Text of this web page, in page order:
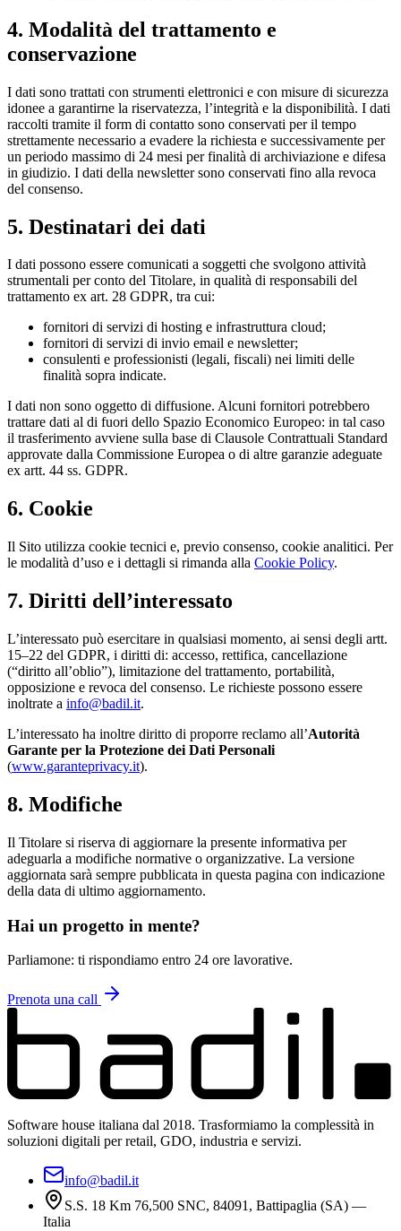
4. Modalità del trattamento e
conservazione
I dati sono trattati con strumenti elettronici e con misure di sicurezza
idonee a garantirne la riservatezza, l’integrità e la disponibilità. I dati
raccolti tramite il form di contatto sono conservati per il tempo
strettamente necessario a evadere la richiesta e successivamente per
un periodo massimo di 24 mesi per finalità di archiviazione e difesa
in giudizio. I dati della newsletter sono conservati fino alla revoca
del consenso.
5. Destinatari dei dati
I dati possono essere comunicati a soggetti che svolgono attività
strumentali per conto del Titolare, in qualità di responsabili del
trattamento ex art. 28 GDPR, tra cui:
fornitori di servizi di hosting e infrastruttura cloud;
fornitori di servizi di invio email e newsletter;
consulenti e professionisti (legali, fiscali) nei limiti delle
finalità sopra indicate.
I dati non sono oggetto di diffusione. Alcuni fornitori potrebbero
trattare dati al di fuori dello Spazio Economico Europeo: in tal caso
il trasferimento avviene sulla base di Clausole Contrattuali Standard
approvate dalla Commissione Europea o di altre garanzie adeguate
ex artt. 44 ss. GDPR.
6. Cookie
Il Sito utilizza cookie tecnici e, previo consenso, cookie analitici. Per
le modalità d’uso e i dettagli si rimanda alla Cookie Policy.
7. Diritti dell’interessato
L’interessato può esercitare in qualsiasi momento, ai sensi degli artt.
15–22 del GDPR, i diritti di: accesso, rettifica, cancellazione
(“diritto all’oblio”), limitazione del trattamento, portabilità,
opposizione e revoca del consenso. Le richieste possono essere
inoltrate a info@badil.it.
L’interessato ha inoltre diritto di proporre reclamo all’Autorità
Garante per la Protezione dei Dati Personali
(www.garanteprivacy.it).
8. Modifiche
Il Titolare si riserva di aggiornare la presente informativa per
adeguarla a modifiche normative o organizzative. La versione
aggiornata sarà sempre pubblicata in questa pagina con indicazione
della data di ultimo aggiornamento.
Hai un progetto in mente?
Parliamone: ti rispondiamo entro 24 ore lavorative.
Prenota una call
Software house italiana dal 2018. Trasformiamo la complessità in
soluzioni digitali per retail, GDO, industria e servizi.
info@badil.it
S.S. 18 Km 76,500 SNC, 84091, Battipaglia (SA) —
Italia